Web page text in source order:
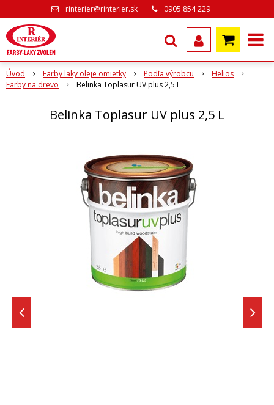
rinterier@rinterier.sk 0905 854 229
Úvod Farby laky oleje omietky Podľa výrobcu
Helios
Farby na drevo
Belinka Toplasur UV plus 2,5 L
Belinka Toplasur UV plus 2,5 L